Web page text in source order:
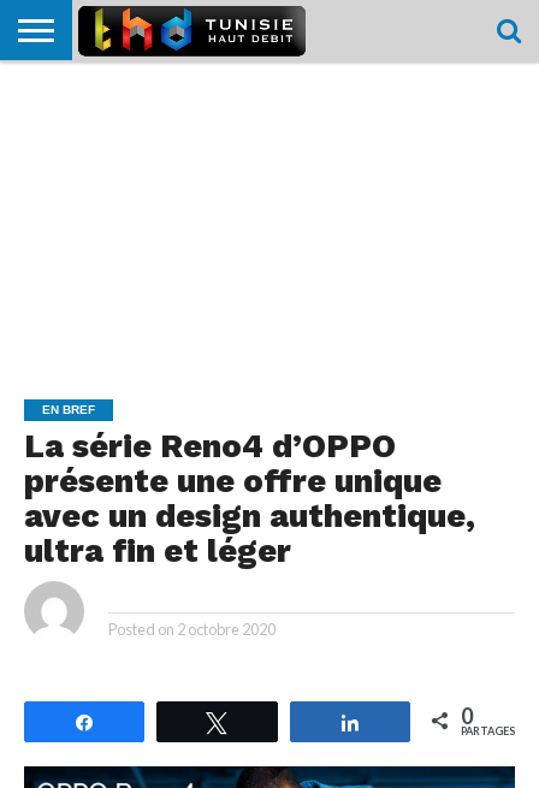
EN BREF
La série Reno4 d’OPPO
présente une offre unique
avec un design authentique,
ultra fin et léger
Posted on 2 octobre 2020
Partagez 0
PARTAGES